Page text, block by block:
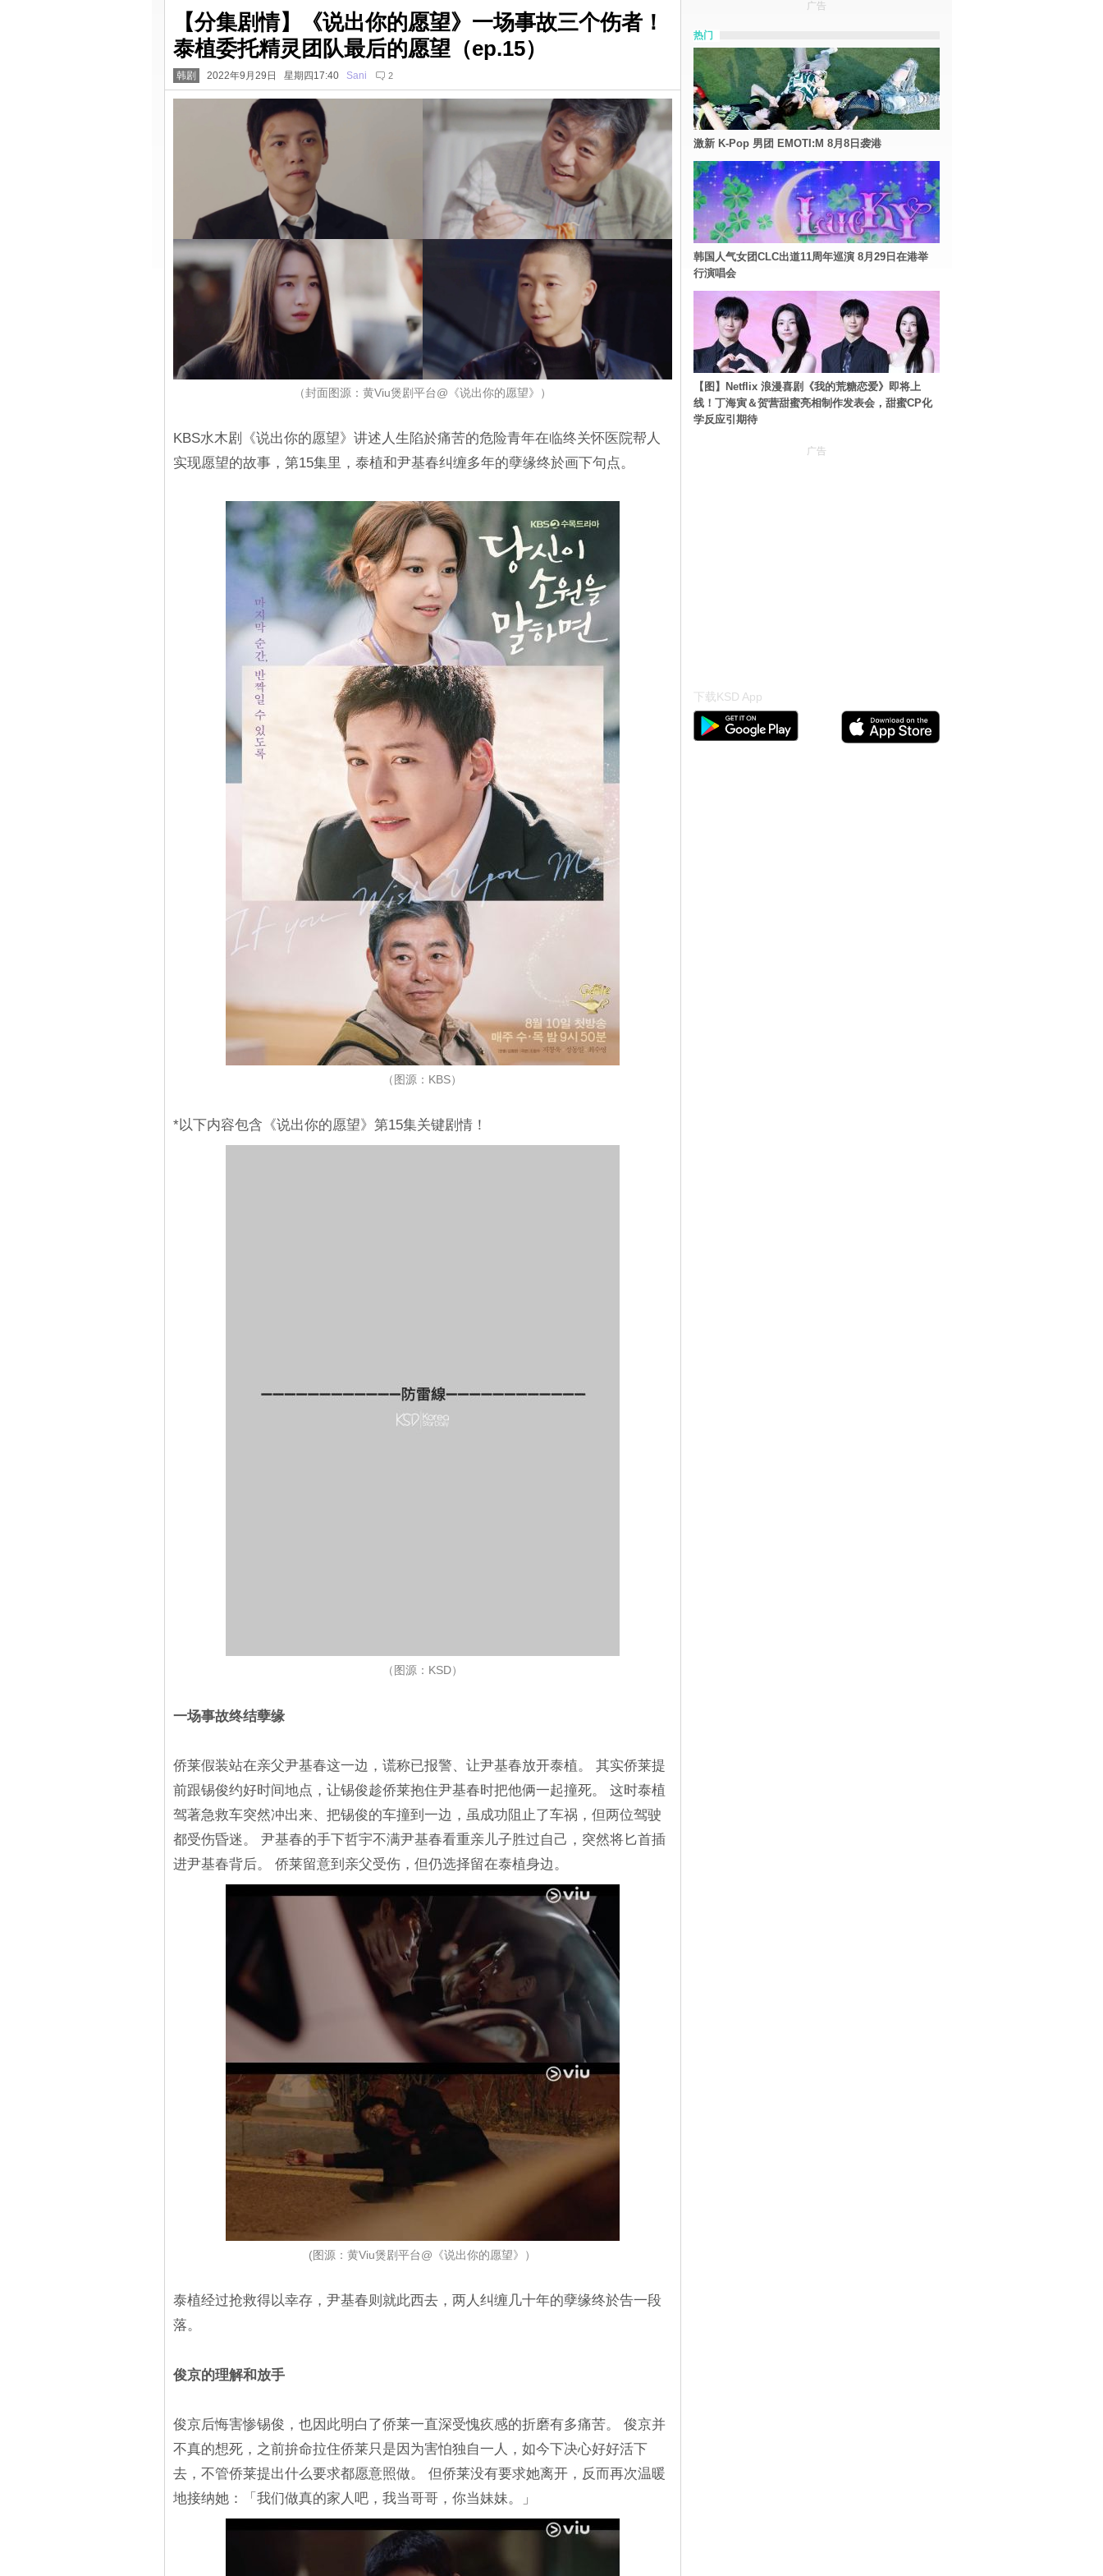
【分集剧情】《说出你的愿望》一场事故三个伤者！
泰植委托精灵团队最后的愿望（ep.15）
韩剧 2022年9月29日 星期四17:40 Sani 2
（封面图源：黄Viu煲剧平台@《说出你的愿望》）
KBS水木剧《说出你的愿望》讲述人生陷於痛苦的危险青年在临终关怀医院帮人
实现愿望的故事，第15集里，泰植和尹基春纠缠多年的孽缘终於画下句点。
（图源：KBS）
*以下内容包含《说出你的愿望》第15集关键剧情！
（图源：KSD）
一场事故终结孽缘
侨莱假装站在亲父尹基春这一边，谎称已报警、让尹基春放开泰植。 其实侨莱提
前跟锡俊约好时间地点，让锡俊趁侨莱抱住尹基春时把他俩一起撞死。 这时泰植
驾著急救车突然冲出来、把锡俊的车撞到一边，虽成功阻止了车祸，但两位驾驶
都受伤昏迷。 尹基春的手下哲宇不满尹基春看重亲儿子胜过自己，突然将匕首插
进尹基春背后。 侨莱留意到亲父受伤，但仍选择留在泰植身边。
(图源：黄Viu煲剧平台@《说出你的愿望》）
泰植经过抢救得以幸存，尹基春则就此西去，两人纠缠几十年的孽缘终於告一段
落。
俊京的理解和放手
俊京后悔害惨锡俊，也因此明白了侨莱一直深受愧疚感的折磨有多痛苦。 俊京并
不真的想死，之前拚命拉住侨莱只是因为害怕独自一人，如今下决心好好活下
去，不管侨莱提出什么要求都愿意照做。 但侨莱没有要求她离开，反而再次温暖
地接纳她：「我们做真的家人吧，我当哥哥，你当妹妹。」
广告
热门
激新 K-Pop 男团 EMOTI:M 8月8日袭港
韩国人气女团CLC出道11周年巡演 8月29日在港举
行演唱会
【图】Netflix 浪漫喜剧《我的荒糖恋爱》即将上
线！丁海寅＆贺营甜蜜亮相制作发表会，甜蜜CP化
学反应引期待
广告
下载KSD App